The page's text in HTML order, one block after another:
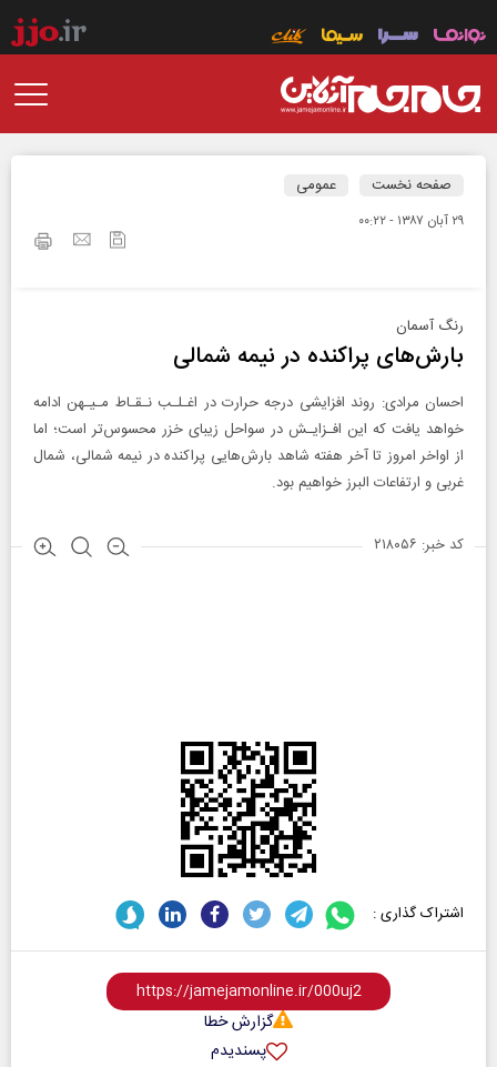
صفحه نخست عمومی
۲۹ آبان ۱۳۸۷ - ۰۰:۲۲
رنگ آسمان
بارش‌های پراکنده در نیمه شمالی
احسان مرادی: روند افزایشی درجه حرارت در اغـلـب نـقـاط مـیـهن ادامه
خواهد یافت که این افـزایـش در سواحل زیبای خزر محسوس‌تر است؛ اما
از اواخر امروز تا آخر هفته شاهد بارش‌هایی پراکنده در نیمه شمالی، شمال
غربی و ارتفاعات البرز خواهیم بود.
کد خبر: ۲۱۸۰۵۶
اشتراک گذاری :
گزارش خطا
پسندیدم